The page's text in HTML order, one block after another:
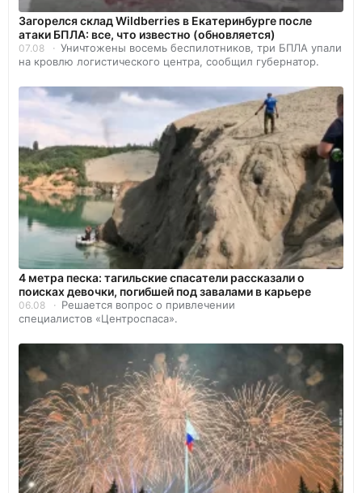
Загорелся склад Wildberries в Екатеринбурге после
атаки БПЛА: все, что известно (обновляется)
07.08
Уничтожены восемь беспилотников, три БПЛА упали
на кровлю логистического центра, сообщил губернатор.
4 метра песка: тагильские спасатели рассказали о
поисках девочки, погибшей под завалами в карьере
06.08
Решается вопрос о привлечении
специалистов «Центроспаса».